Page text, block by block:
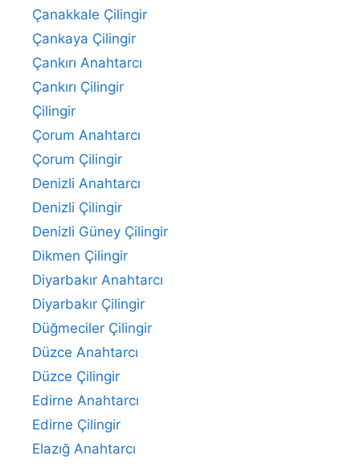
Çanakkale Çilingir
Çankaya Çilingir
Çankırı Anahtarcı
Çankırı Çilingir
Çilingir
Çorum Anahtarcı
Çorum Çilingir
Denizli Anahtarcı
Denizli Çilingir
Denizli Güney Çilingir
Dikmen Çilingir
Diyarbakır Anahtarcı
Diyarbakır Çilingir
Düğmeciler Çilingir
Düzce Anahtarcı
Düzce Çilingir
Edirne Anahtarcı
Edirne Çilingir
Elazığ Anahtarcı